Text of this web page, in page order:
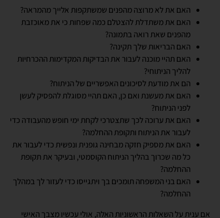
האם את לא מרוצה מהפנים שמשתקפות אלייך מהמראה?
האם את משתדלת להצטלם כמה שפחות כי את מאוכזבת
מהפנים שאת רואה בתמונה?
האם הבריאות שלך תקינה?
האם תהיי מוכנה לעבור את הבדיקות המקדימות ההכרחיות
להליך הניתוחי?
הם את מודעת לסיכונים האפשריים של הניתוח?
האם את מעשנת ואם כן, האם תהיי מסוגלת להפסיק לעשן
לפני הניתוח?
האם את ערוכה לכך שתצטרכי לקחת ימי חופש מהעבודה כדי
לעבור את הניתוח ותקופת ההחלמה?
האם את מספיק חזקה מבחינה גופנית ונפשית כדי לעבור את
כל מה שכרוך בהליך הניתוח הקוסמטי, ובעיקר את תקופת
ההחלמה?
האם בני המשפחה תומכים בך ויתגייסו כדי לעזור לך במהלך
ההחלמה?
אם ענית על השאלות הראשוניות האלה, אולי עכשיו מצבך האישי